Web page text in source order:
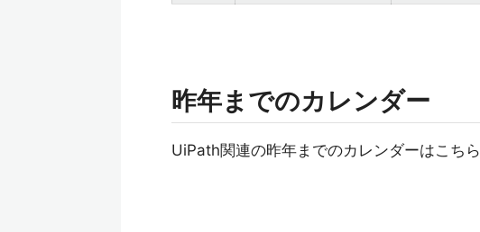
昨年までのカレンダー
UiPath関連の昨年までのカレンダーはこちら